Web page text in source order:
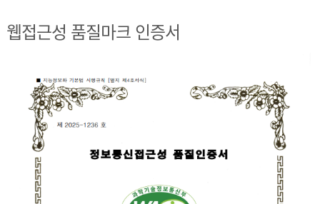
웹접근성 품질마크 인증서